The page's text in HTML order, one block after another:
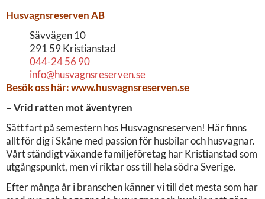
Husvagnsreserven AB
Sävvägen 10
291 59 Kristianstad
044-24 56 90
info@husvagnsreserven.se
Besök oss här:www.husvagnsreserven.se
– Vrid ratten mot äventyren
Sätt fart på semestern hos Husvagnsreserven! Här finns
allt för dig i Skåne med passion för husbilar och husvagnar.
Vårt ständigt växande familjeföretag har Kristianstad som
utgångspunkt, men vi riktar oss till hela södra Sverige.
Efter många år i branschen känner vi till det mesta som har